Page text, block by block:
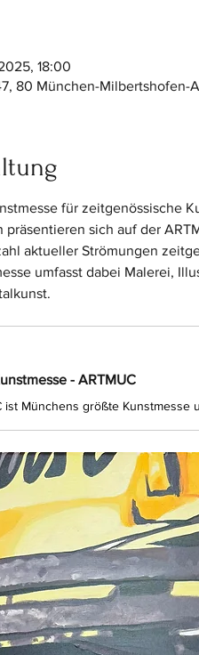
18:00
80 München-Milbertshofen-
für zeitgenössische
sich auf der
aktueller Strömungen
umfasst dabei Malerei,
- ARTMUC